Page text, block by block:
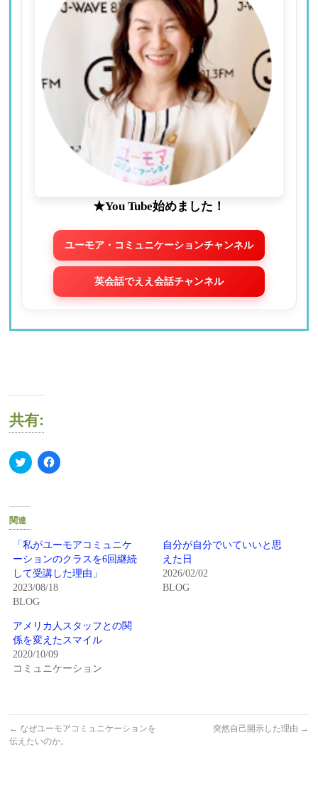
★You Tube始めました！
ユーモア・コミュニケーションチャンネル
英会話でええ会話チャンネル
共有:
ク
リ
て
有
(新
し
い
ウ
ィ
ン
ド
で
開
き
ま
す)
Facebook
で
リ
ク
し
て
く
(新
し
い
ウ
ィ
ン
き
ま
す)
関連
「私がユーモアコミュニケ
ーションのクラスを6回継続
して受講した理由」
2023/08/18
BLOG
自分が自分でいていいと思
えた日
2026/02/02
BLOG
アメリカ人スタッフとの関
係を変えたスマイル
2020/10/09
コミュニケーション
← なぜユーモアコミュニケーションを
伝えたいのか。
突然自己開示した理由 →